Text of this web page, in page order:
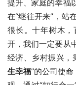
很长。十年树木
开，我们一定要从
经济、乡村振兴，
生幸福”的公司使
观，通过“知行合
化学习的深入、中